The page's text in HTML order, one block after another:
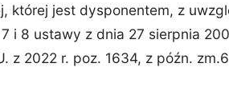
której jest dysponentem, z
i 8 ustawy z dnia 27 sierpnia
z 2022 r. poz. 1634, z późn.